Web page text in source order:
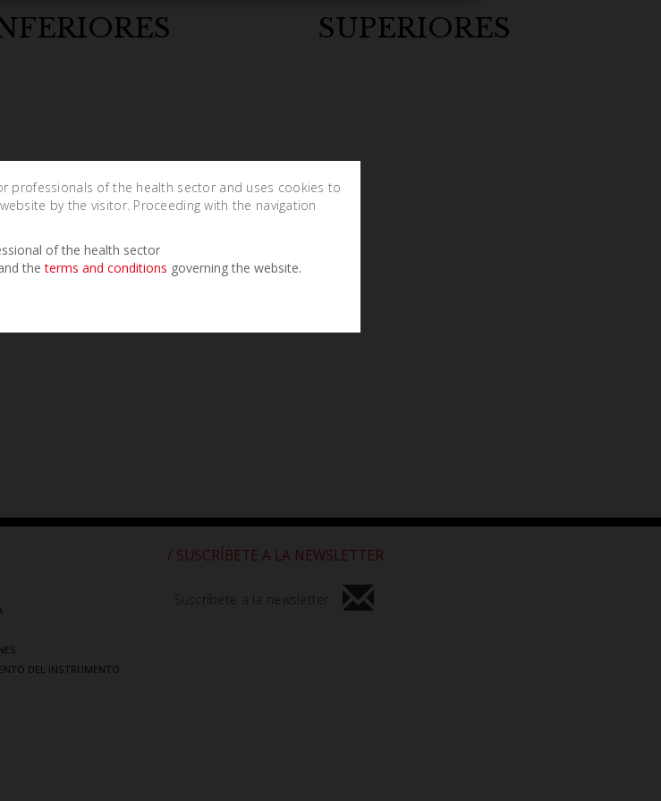
SUPERIORES
DEL INSTRUMENTO
/ SUSCRÍBETE A LA NEWSLETTER
Suscríbete a la newsletter
professionals of the health sector and uses cookies to
by the visitor. Proceeding with the navigation
of the health sector
theterms and conditions governing the website.